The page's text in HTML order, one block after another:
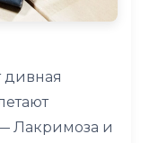
дивная
Лакримоза и